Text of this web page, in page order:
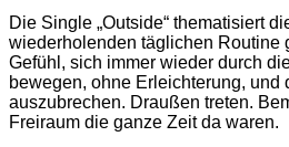
Die Single „Outside“ thematisiert
wiederholenden täglichen Routine
Gefühl, sich immer wieder durch
bewegen, ohne Erleichterung, und
auszubrechen. Draußen treten.
Freiraum die ganze Zeit da waren.